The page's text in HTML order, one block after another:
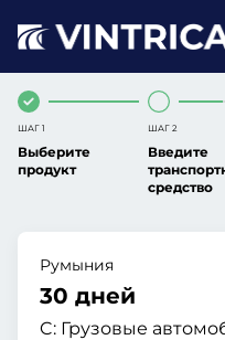
ШАГ 1
Выберите
продукт
ШАГ 2
Введите
средство
Румыния
30 дней
C: Грузовые